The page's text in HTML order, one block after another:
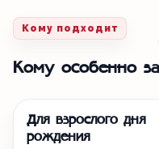
Кому подходит
Кому особенно
Для взрослого дня
рождения